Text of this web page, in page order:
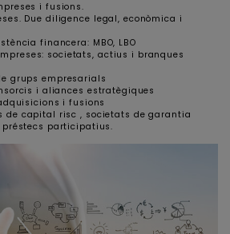
i fusions.
Due diligence legal, econòmica i
financera: MBO, LBO
societats, actius i branques
grups empresarials
i aliances estratègiques
i fusions
de capital risc , societats de garantia
préstecs participatius.